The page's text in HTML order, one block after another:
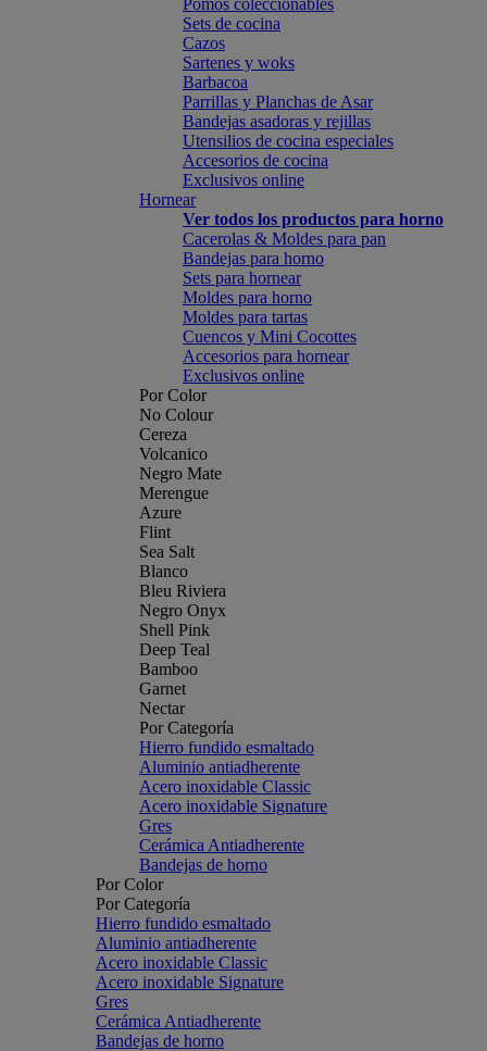
Pomos coleccionables
Sets de cocina
Cazos
Sartenes y woks
Barbacoa
Parrillas y Planchas de Asar
Bandejas asadoras y rejillas
Utensilios de cocina especiales
Accesorios de cocina
Exclusivos online
Hornear
Ver todos los productos para horno
Cacerolas & Moldes para pan
Bandejas para horno
Sets para hornear
Moldes para horno
Moldes para tartas
Cuencos y Mini Cocottes
Accesorios para hornear
Exclusivos online
Por Color
No Colour
Cereza
Volcanico
Negro Mate
Merengue
Azure
Flint
Sea Salt
Blanco
Bleu Riviera
Negro Onyx
Shell Pink
Deep Teal
Bamboo
Garnet
Nectar
Por Categoría
Hierro fundido esmaltado
Aluminio antiadherente
Acero inoxidable Classic
Acero inoxidable Signature
Gres
Cerámica Antiadherente
Bandejas de horno
Por Color
Por Categoría
Hierro fundido esmaltado
Aluminio antiadherente
Acero inoxidable Classic
Acero inoxidable Signature
Gres
Cerámica Antiadherente
Bandejas de horno